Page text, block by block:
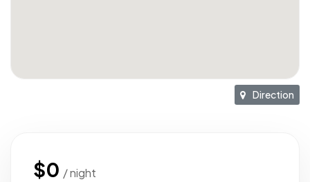
Direction
$0 / night